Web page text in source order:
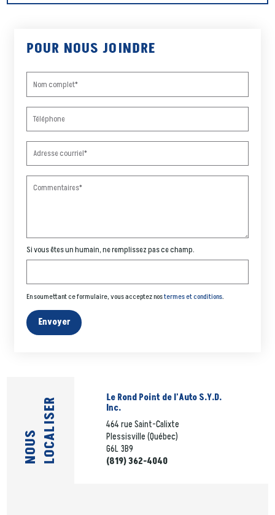
POUR NOUS JOINDRE
Si vous êtes un humain, ne remplissez pas ce champ.
En soumettant ce formulaire, vous acceptez nostermes et conditions.
Envoyer
NOUS LOCALISER
Le Rond Point de l'Auto S.Y.D.
Inc.
464 rue Saint-Calixte
Plessisville (Québec)
G6L 3B9
(819) 362-4040